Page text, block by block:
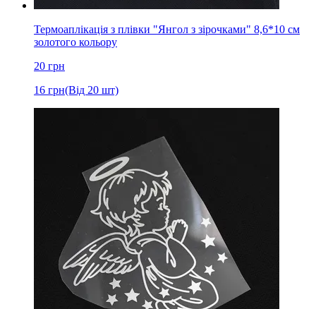
Термоаплікація з плівки "Янгол з зірочками" 8,6*10 см
золотого кольору
20 грн
16 грн(Від 20 шт)